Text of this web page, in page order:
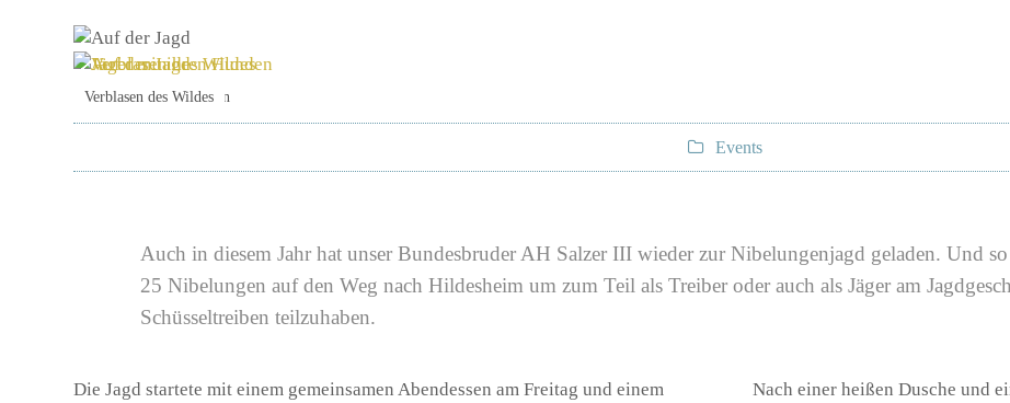
Auf der Jagd
Jäger mit ihren Hunden
Verblasen des Wildes
Events
Auch in diesem Jahr hat unser Bundesbruder AH Salzer III wieder zur Nibelungenjagd geladen. Und
25 Nibelungen auf den Weg nach Hildesheim um zum Teil als Treiber oder auch als Jäger am
Schüsseltreiben teilzuhaben.
Die Jagd startete mit einem gemeinsamen Abendessen am Freitag und einem
Nach einer heißen Dusche und